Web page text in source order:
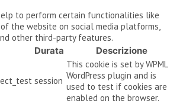
to perform certain functionalities like
the website on social media platforms,
other third-party features.
Durata Descrizione
session
This cookie is set by WPML
WordPress plugin and is
used to test if cookies are
enabled on the browser.